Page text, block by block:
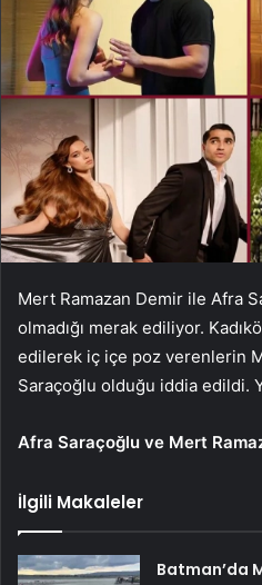
Mert Ramazan Demir ile Afra
olmadığı merak ediliyor.
edilerek iç içe poz verenlerin
Saraçoğlu olduğu iddia edildi.
Afra Saraçoğlu ve Mert
İlgili Makaleler
Batman’da